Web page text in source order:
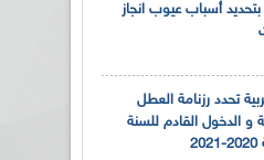
بتحديد أسباب عيوب انجاز
تحدد رزنامة العطل
و الدخول القادم للسنة